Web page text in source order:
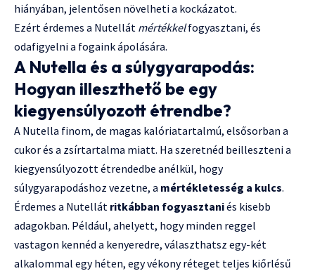
hiányában, jelentősen növelheti a kockázatot.
Ezért érdemes a Nutellát mértékkelfogyasztani, és
odafigyelni a fogaink ápolására.
A Nutella és a súlygyarapodás:
Hogyan illeszthető be egy
kiegyensúlyozott étrendbe?
A Nutella finom, de magas kalóriatartalmú, elsősorban a
cukor és a zsírtartalma miatt. Ha szeretnéd beilleszteni a
kiegyensúlyozott étrendedbe anélkül, hogy
súlygyarapodáshoz vezetne, a mértékletesség a kulcs.
Érdemes a Nutellát ritkábban fogyasztaniés kisebb
adagokban. Például, ahelyett, hogy minden reggel
vastagon kennéd a kenyeredre, választhatsz egy-két
alkalommal egy héten, egy vékony réteget teljes kiőrlésű